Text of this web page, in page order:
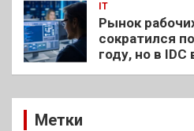
IT
Рынок
сократился
году, но в
Метки